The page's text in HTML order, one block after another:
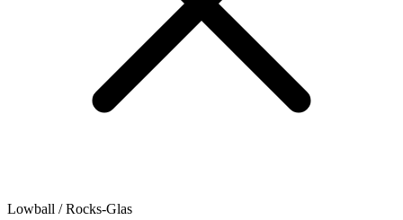
Lowball / Rocks-Glas